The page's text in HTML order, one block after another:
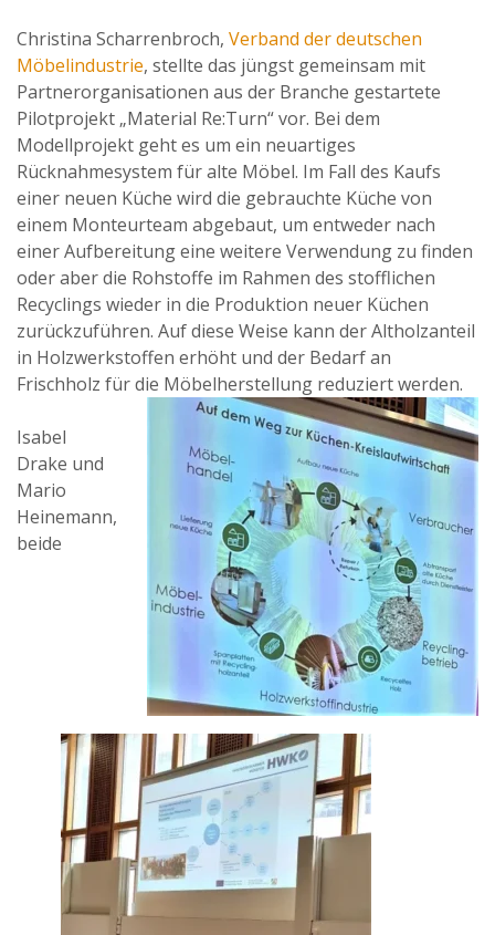
Christina Scharrenbroch, Verband der deutschen
Möbelindustrie, stellte das jüngst gemeinsam mit
Partnerorganisationen aus der Branche gestartete
Pilotprojekt „Material Re:Turn“ vor. Bei dem
Modellprojekt geht es um ein neuartiges
Rücknahmesystem für alte Möbel. Im Fall des Kaufs
einer neuen Küche wird die gebrauchte Küche von
einem Monteurteam abgebaut, um entweder nach
einer Aufbereitung eine weitere Verwendung zu finden
oder aber die Rohstoffe im Rahmen des stofflichen
Recyclings wieder in die Produktion neuer Küchen
zurückzuführen. Auf diese Weise kann der Altholzanteil
in Holzwerkstoffen erhöht und der Bedarf an
Frischholz für die Möbelherstellung reduziert werden.
Isabel
Drake und
Mario
Heinemann,
beide